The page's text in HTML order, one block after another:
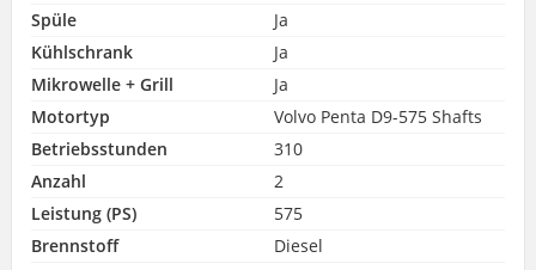
Spüle
Ja
Kühlschrank
Ja
Mikrowelle + Grill
Ja
Motortyp
Volvo Penta D9-575 Shafts
Betriebsstunden
310
Anzahl
2
Leistung (PS)
575
Brennstoff
Diesel